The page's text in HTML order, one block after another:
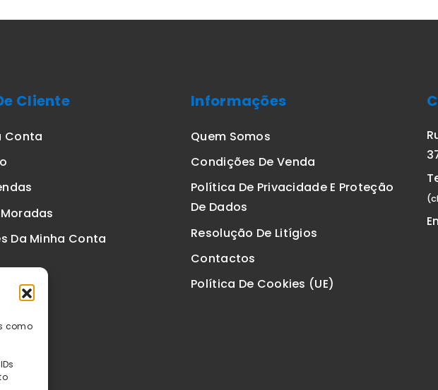
como
Cliente
Conta
Da Minha Conta
Informações
Quem Somos
Condições De Venda
Política De Privacidade E Proteção
De Dados
Resolução De Litígios
Contactos
Política De Cookies (UE)